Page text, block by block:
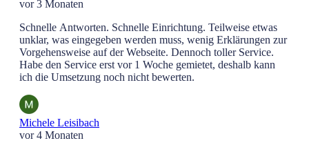
vor 3 Monaten
Schnelle Antworten. Schnelle Einrichtung. Teilweise etwas
unklar, was eingegeben werden muss, wenig Erklärungen zur
Vorgehensweise auf der Webseite. Dennoch toller Service.
Habe den Service erst vor 1 Woche gemietet, deshalb kann
ich die Umsetzung noch nicht bewerten.
Michele Leisibach
vor 4 Monaten